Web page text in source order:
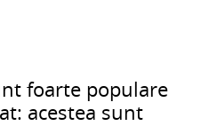
foarte populare
acestea sunt